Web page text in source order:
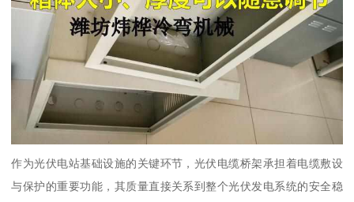
作为光伏电站基础设施的关键环节，光伏电缆桥架承担着电缆敷设
与保护的重要功能，其质量直接关系到整个光伏发电系统的安全稳